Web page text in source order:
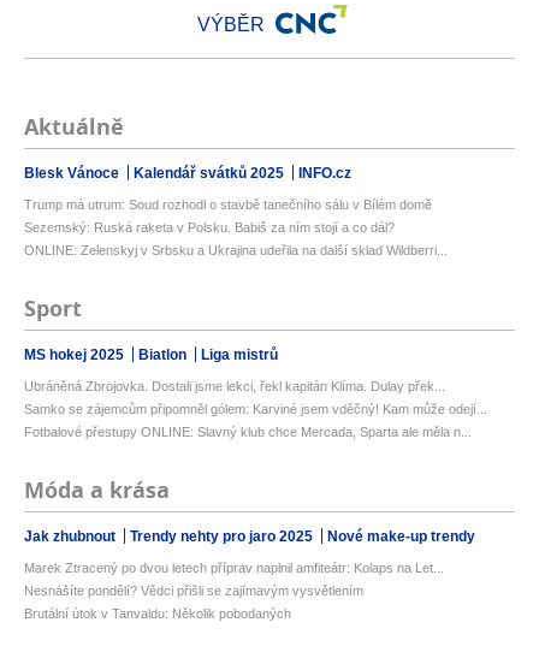
VÝBĚR
Aktuálně
Blesk Vánoce Kalendář svátků 2025 INFO.cz
Trump má utrum: Soud rozhodl o stavbě tanečního sálu v Bílém domě
Sezemský: Ruská raketa v Polsku. Babiš za ním stojí a co dál?
ONLINE: Zelenskyj v Srbsku a Ukrajina udeřila na další sklad Wildberri...
Sport
MS hokej 2025 Biatlon Liga mistrů
Ubráněná Zbrojovka. Dostali jsme lekci, řekl kapitán Klíma. Dulay přek...
Samko se zájemcům připomněl gólem: Karviné jsem vděčný! Kam může odejí...
Fotbalové přestupy ONLINE: Slavný klub chce Mercada, Sparta ale měla n...
Móda a krása
Jak zhubnout Trendy nehty pro jaro 2025 Nové make-up trendy
Marek Ztracený po dvou letech příprav naplnil amfiteátr: Kolaps na Let...
Nesnášíte pondělí? Vědci přišli se zajímavým vysvětlením
Brutální útok v Tanvaldu: Několik pobodaných